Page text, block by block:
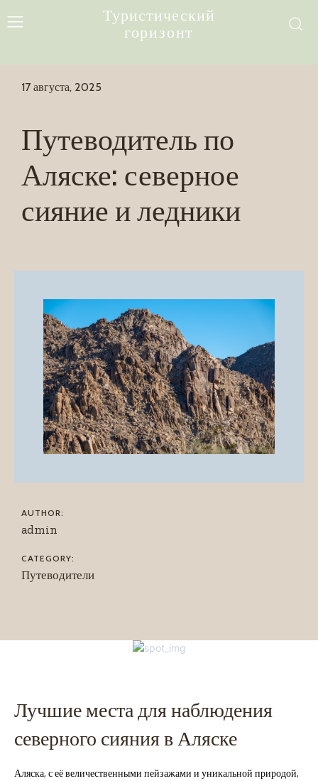
Туристический
горизонт
Путеводитель по
Аляске: северное
сияние и ледники
17 августа, 2025
AUTHOR:
admin
CATEGORY:
Путеводители
Лучшие места для наблюдения
северного сияния в Аляске
Аляска, с её величественными пейзажами и уникальной природой,